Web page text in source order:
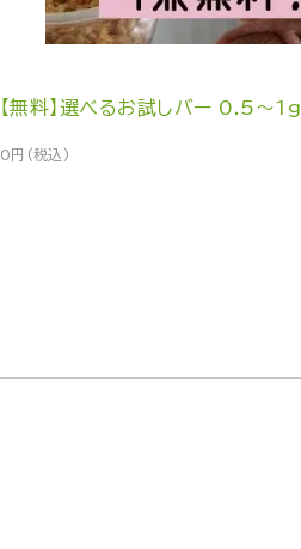
【無料】選べるお試しバー 0.5～1g
0円(税込)